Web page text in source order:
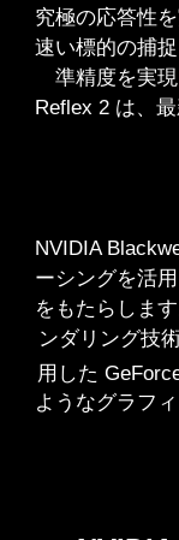
究極の応答性
速い標的の捕
準精度を実
Reflex 2 は、
NVIDIA
ーシングを活
をもたらしま
ンダリング技
用した
ようなグラフ